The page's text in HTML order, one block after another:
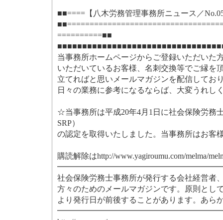
■■====【八木労務管理事務所ニュース／
==========■■
当事務所ホームページからご登録いただいた
いただいているお客様、名刺交換等でご縁を
立てればと思いメールマガジンを配信してお
日々の業務に参考になるならば、大変うれし
☆当事務所は平成20年4月1日に社会保険労務
SRP）
の認定を取得いたしました。当事務所はお客
購読解除はhttp://www.yagiroumu.com/melma/
社会保険労務士事務所が発行する会社経営者
方々のためのメールマガジンです。原則とし
より発行日が前後することがあります。あら